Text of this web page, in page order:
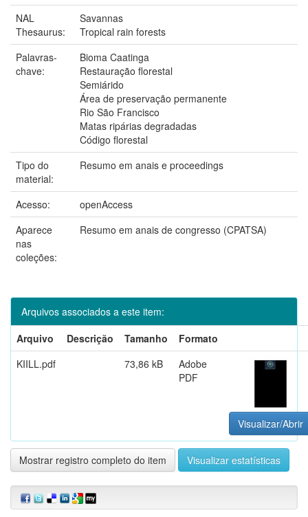
NAL
Thesaurus:
Savannas
Tropical rain forests
Palavras-
chave:
Bioma Caatinga
Restauração florestal
Semiárido
Área de preservação permanente
Rio São Francisco
Matas ripárias degradadas
Código florestal
Tipo do
material:
Resumo em anais e proceedings
Acesso:
openAccess
Aparece
nas
coleções:
Resumo em anais de congresso (CPATSA)
Arquivos associados a este item:
Arquivo
Descrição Tamanho
Formato
KIILL.pdf
73,86 kB
Adobe
PDF
Visualizar/Abrir
Mostrar registro completo do item Visualizar estatísticas